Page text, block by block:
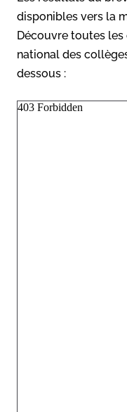
disponibles vers la
Découvre toutes
national des
dessous :